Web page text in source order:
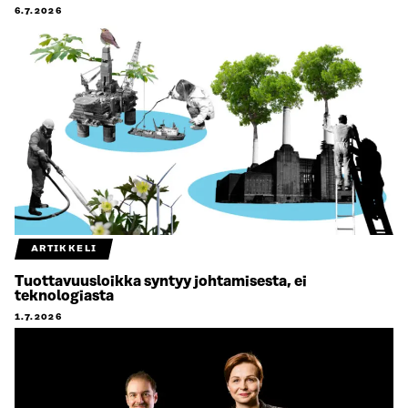
6.7.2026
ARTIKKELI
Tuottavuusloikka syntyy johtamisesta, ei
teknologiasta
1.7.2026